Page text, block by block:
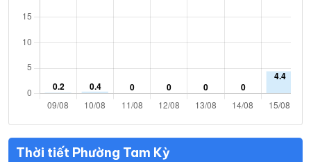
Thời tiết Phường Tam Kỳ